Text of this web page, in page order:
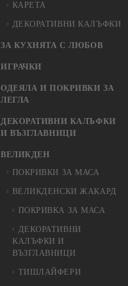
КАРЕТА
ДЕКОРАТИВНИ КАЛЪФКИ
ЗА КУХНЯТА С ЛЮБОВ
ИГРАЧКИ
ОДЕЯЛА И ПОКРИВКИ ЗА
ЛЕГЛА
ДЕКОРАТИВНИ КАЛЪФКИ
И ВЪЗГЛАВНИЦИ
ВЕЛИКДЕН
ПОКРИВКИ ЗА МАСА
ВЕЛИКДЕНСКИ ЖАКАРД
ПОКРИВКА ЗА МАСА
ДЕКОРАТИВНИ
КАЛЪФКИ И
ВЪЗГЛАВНИЦИ
ТИШЛАЙФЕРИ